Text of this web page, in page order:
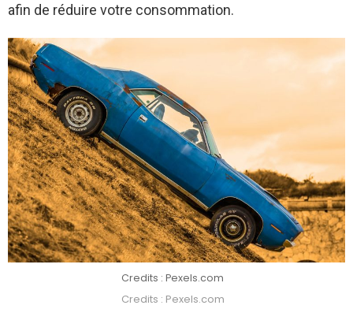
afin de réduire votre consommation.
Credits : Pexels.com
Credits : Pexels.com